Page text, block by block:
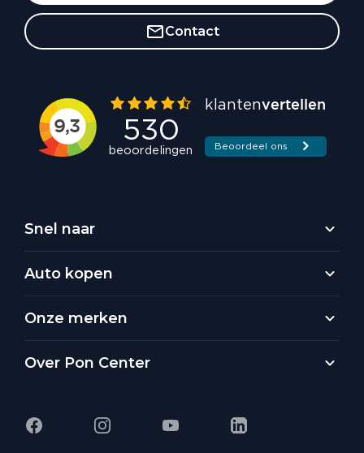
Contact
Snel naar
Auto kopen
Onze merken
Over Pon Center